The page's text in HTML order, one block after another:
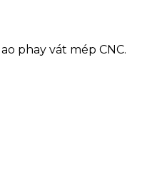
phay vát mép CNC.